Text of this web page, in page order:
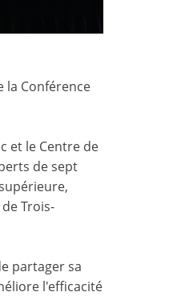
la Conférence
et le Centre de
de sept
Trois-
partager sa
l'efficacité